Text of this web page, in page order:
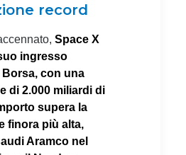
record
Space X
ingresso
con una
di 2.000 miliardi di
supera la
finora più alta,
Aramco nel